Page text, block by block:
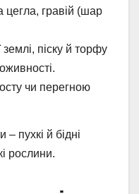
цегла, гравій (шар
піску й торфу
чи перегною
– пухкі й бідні
рослини.